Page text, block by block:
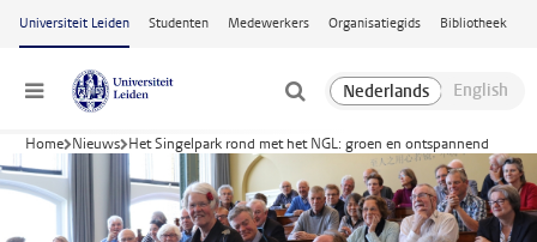
Ga naar hoofdinhoud
Universiteit Leiden Studenten Medewerkers Organisatiegids Bibliotheek
Menu
Home Nieuws Het Singelpark rond met het NGL: groen en ontspannend